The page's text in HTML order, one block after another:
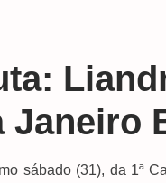
Janeiro
sábado (31), da 1ª